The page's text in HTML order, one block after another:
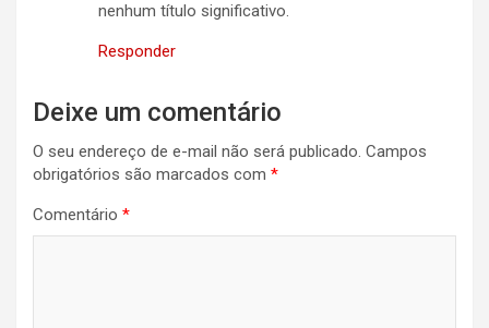
nenhum título significativo.
Responder
Deixe um comentário
O seu endereço de e-mail não será publicado. Campos
obrigatórios são marcados com *
Comentário *